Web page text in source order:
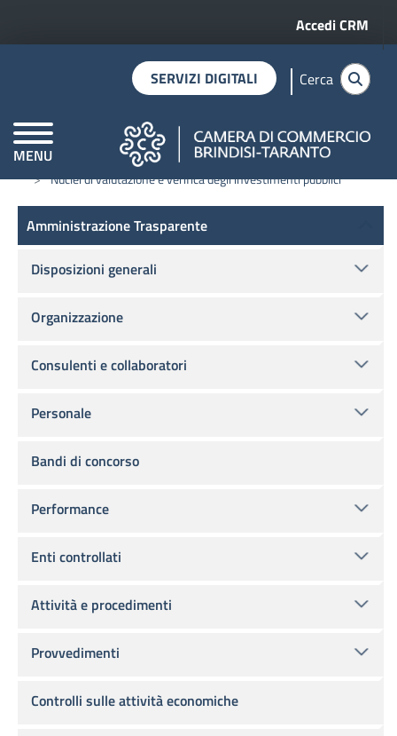
Menu
Accedi CRM
MENU
CAMERE DI COMMERCIO D'ITALIA
SERVIZI DIGITALI Cerca
Home Amministrazione trasparente
Opere pubbliche
Nuclei di valutazione e verifica degli investimenti pubblici
Amministrazione Trasparente
Amministrazione Trasparente
Disposizioni generali
Organizzazione
Consulenti e collaboratori
Personale
Bandi di concorso
Performance
Enti controllati
Attività e procedimenti
Provvedimenti
Controlli sulle attività economiche